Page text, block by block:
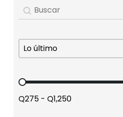
Buscar
Search content
Ordenar
Sort content
Lo último
Sort content
Precio
Q275 - Q1,250